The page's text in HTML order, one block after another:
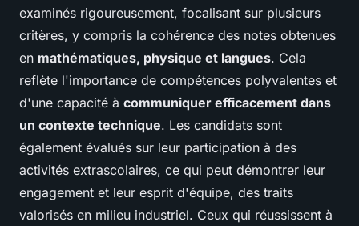
examinés rigoureusement, focalisant sur plusieurs
critères, y compris la cohérence des notes obtenues
en mathématiques, physique et langues. Cela
reflète l'importance de compétences polyvalentes et
d'une capacité à communiquer efficacement dans
un contexte technique. Les candidats sont
également évalués sur leur participation à des
activités extrascolaires, ce qui peut démontrer leur
engagement et leur esprit d'équipe, des traits
valorisés en milieu industriel. Ceux qui réussissent à